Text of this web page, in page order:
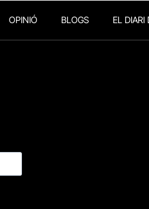
OPINIÓ BLOGS EL DIARI